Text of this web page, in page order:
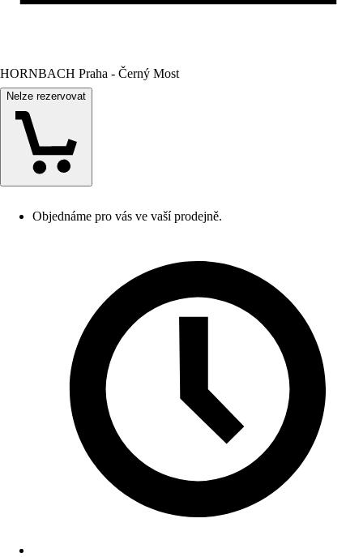
HORNBACH Praha - Černý Most
Nelze rezervovat
Objednáme pro vás ve vaší prodejně.